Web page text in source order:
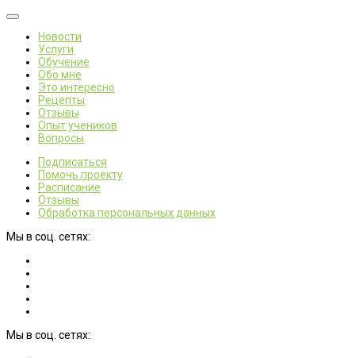
Новости
Услуги
Обучение
Обо мне
Это интересно
Рецепты
Отзывы
Опыт учеников
Вопросы
Подписаться
Помочь проекту
Расписание
Отзывы
Обработка персональных данных
Мы в соц. сетях:
Мы в соц. сетях: